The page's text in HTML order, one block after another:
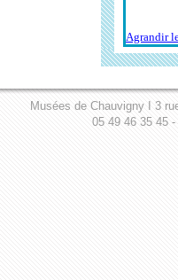
Agrandir
Musées de Chauvigny I 3
05 49 46 35 45 -